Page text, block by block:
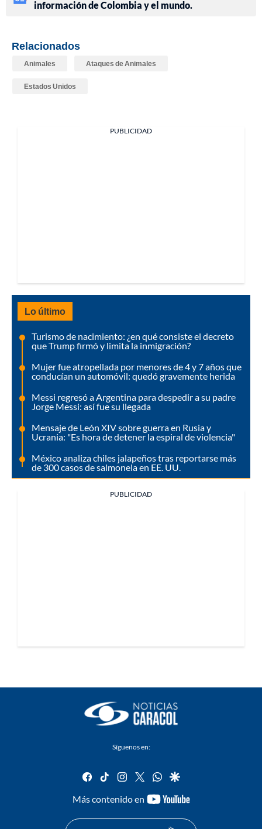
información de Colombia y el mundo.
Relacionados
Animales Ataques de Animales
Estados Unidos
PUBLICIDAD
Lo último
Turismo de nacimiento: ¿en qué consiste el decreto
que Trump firmó y limita la inmigración?
Mujer fue atropellada por menores de 4 y 7 años que
conducían un automóvil: quedó gravemente herida
Messi regresó a Argentina para despedir a su padre
Jorge Messi: así fue su llegada
Mensaje de León XIV sobre guerra en Rusia y
Ucrania: "Es hora de detener la espiral de violencia"
México analiza chiles jalapeños tras reportarse más
de 300 casos de salmonela en EE. UU.
PUBLICIDAD
Síguenos en:
facebook
tiktok instagram
twitterwhatsapp
google
Más contenido en
youtube-